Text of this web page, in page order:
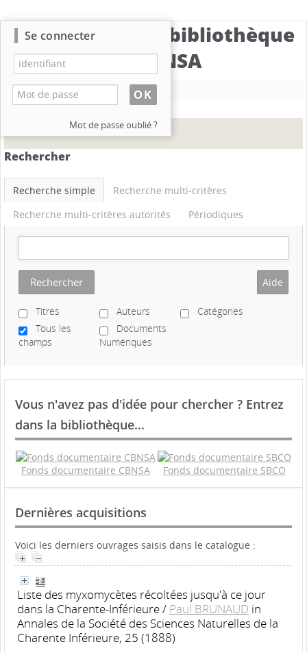
Catalogue de la bibliothèque
du CBNSA
Nouvelle recherche
Rechercher
Recherche simple
Recherche multi-critères
Recherche multi-critères autorités
Périodiques
Titres Auteurs
Catégories
Tous les
champs
Documents
Numériques
Vous n'avez pas d'idée pour chercher ? Entrez
dans la bibliothèque...
Fonds documentaire CBNSA Fonds documentaire SBCO
Dernières acquisitions
Voici les derniers ouvrages saisis dans le catalogue :
Liste des myxomycètes récoltées jusqu'à ce jour
dans la Charente-Inférieure/ Paul BRUNAUD in
Annales de la Société des Sciences Naturelles de la
Charente Inférieure, 25 (1888)
Se connecter
Mot de passe oublié ?